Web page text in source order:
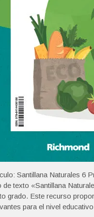
Santillana Naturales 6
de texto «Santillana
grado. Este recurso
para el nivel